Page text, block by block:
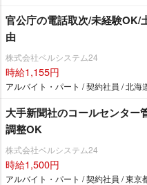
官公庁の電話取次/未経験OK/
由
株式会社ベルシステム24
時給1,155円
アルバイト・パート / 契約社員 / 北海
大手新聞社のコールセンター
調整OK
株式会社ベルシステム24
時給1,500円
アルバイト・パート / 契約社員 / 東京